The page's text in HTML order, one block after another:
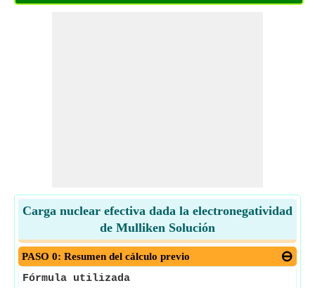
Carga nuclear efectiva dada la electronegatividad
de Mulliken Solución
PASO 0: Resumen del cálculo previo
Fórmula utilizada